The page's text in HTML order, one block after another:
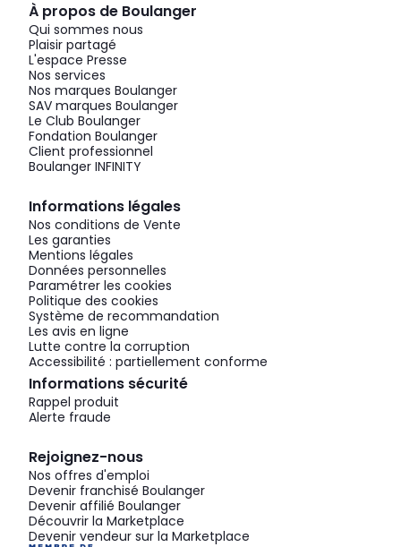
À propos de Boulanger
Qui sommes nous
Plaisir partagé
L'espace Presse
Nos services
Nos marques Boulanger
SAV marques Boulanger
Le Club Boulanger
Fondation Boulanger
Client professionnel
Boulanger INFINITY
Informations légales
Nos conditions de Vente
Les garanties
Mentions légales
Données personnelles
Paramétrer les cookies
Politique des cookies
Système de recommandation
Les avis en ligne
Lutte contre la corruption
Accessibilité : partiellement conforme
Informations sécurité
Rappel produit
Alerte fraude
Rejoignez-nous
Nos offres d'emploi
Devenir franchisé Boulanger
Devenir affilié Boulanger
Découvrir la Marketplace
Devenir vendeur sur la Marketplace